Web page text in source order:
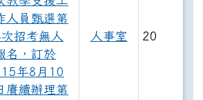
人員甄選第
招考無人
名，訂於
年8月10
賡續辦理第
人事室 20